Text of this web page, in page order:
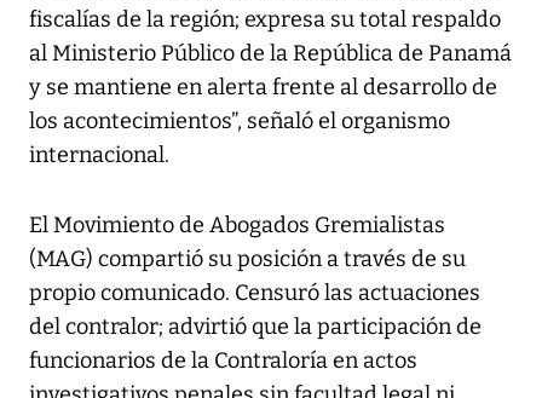
fiscalías de la región; expresa su total respaldo
al Ministerio Público de la República de Panamá
y se mantiene en alerta frente al desarrollo de
los acontecimientos”, señaló el organismo
internacional.
El Movimiento de Abogados Gremialistas
(MAG) compartió su posición a través de su
propio comunicado. Censuró las actuaciones
del contralor; advirtió que la participación de
funcionarios de la Contraloría en actos